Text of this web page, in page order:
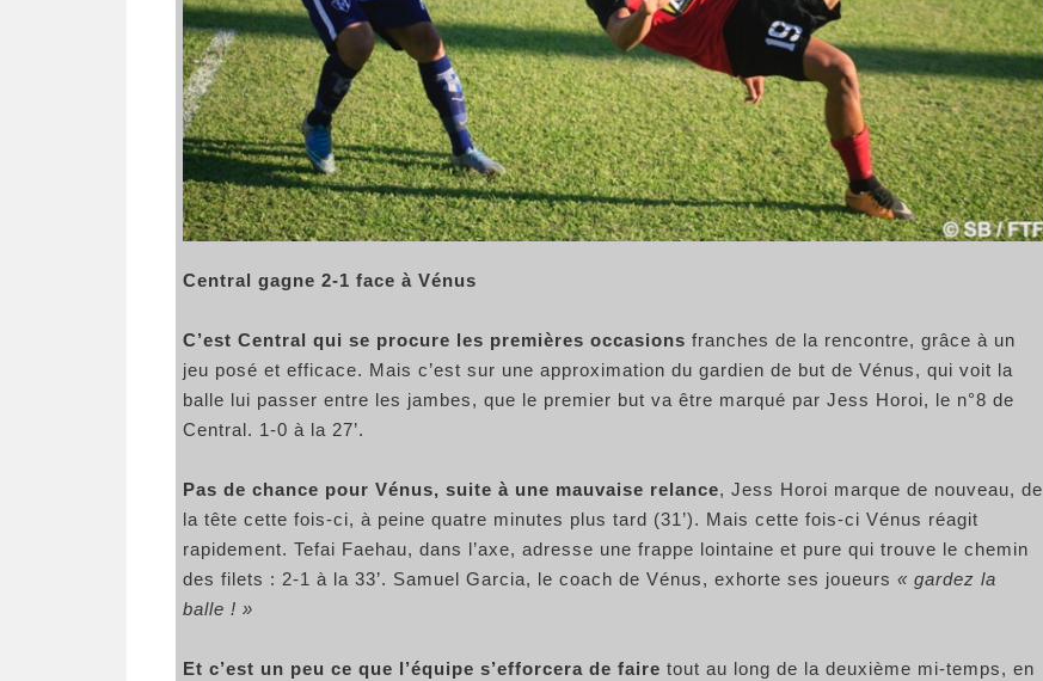
Central gagne 2-1 face à Vénus
C’est Central qui se procure les premières occasions franches de la rencontre, grâce à un
jeu posé et efficace. Mais c’est sur une approximation du gardien de but de Vénus, qui voit la
balle lui passer entre les jambes, que le premier but va être marqué par Jess Horoi, le n°8 de
Central. 1-0 à la 27’.
Pas de chance pour Vénus, suite à une mauvaise relance, Jess Horoi marque de nouveau, de
la tête cette fois-ci, à peine quatre minutes plus tard (31’). Mais cette fois-ci Vénus réagit
rapidement. Tefai Faehau, dans l’axe, adresse une frappe lointaine et pure qui trouve le chemin
des filets : 2-1 à la 33’. Samuel Garcia, le coach de Vénus, exhorte ses joueurs « gardez la
balle ! »
Et c’est un peu ce que l’équipe s’efforcera de faire tout au long de la deuxième mi-temps, en